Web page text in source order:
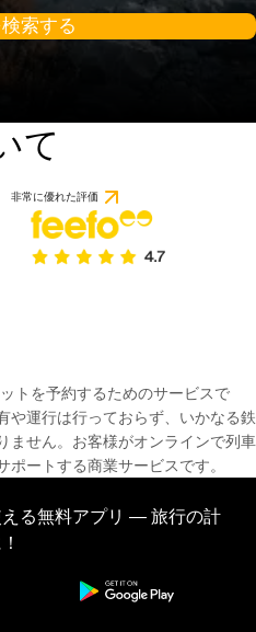
索する
て
非常に優れた評価
トを予約するためのサービスで
や運行は行っておらず、いかなる鉄
ません。お客様がオンラインで列車
ートする商業サービスです。
る無料アプリ — 旅行の計